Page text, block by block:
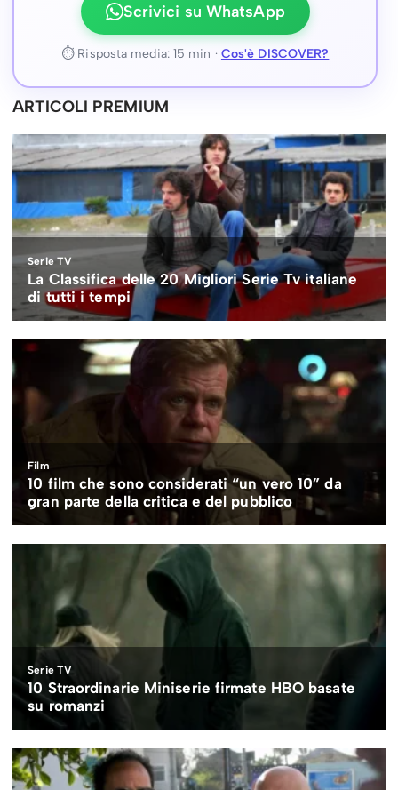
Scrivici su WhatsApp
⏱ Risposta media: 15 min · Cos'è DISCOVER?
ARTICOLI PREMIUM